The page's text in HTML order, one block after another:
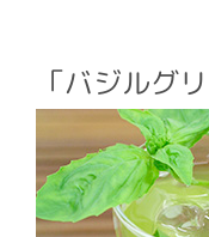
「バジルグ